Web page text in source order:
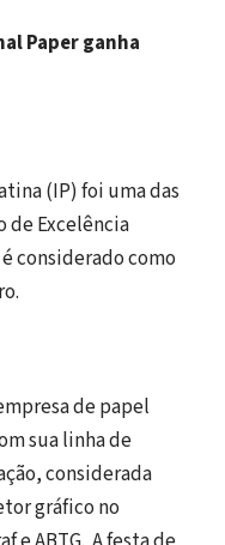
Paper ganha
(IP) foi uma das
de Excelência
considerado como
de papel
sua linha de
considerada
gráfico no